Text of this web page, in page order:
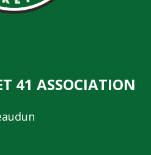
41 ASSOCIATION